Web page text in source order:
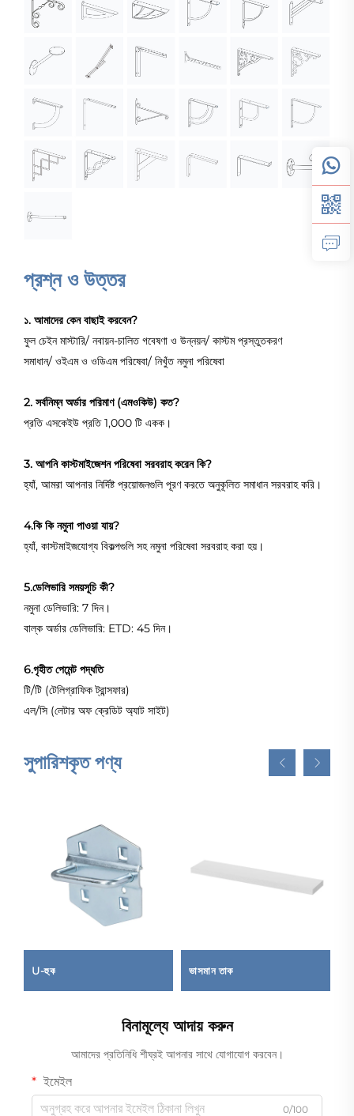
প্রশ্ন ও উত্তর
১. আমাদের কেন বাছাই করবেন?
ফুল চেইন মাস্টারি/ নবায়ন-চালিত গবেষণা ও উন্নয়ন/ কাস্টম প্রস্তুতকরণ
সমাধান/ ওইএম ও ওডিএম পরিষেবা/ নিখুঁত নমুনা পরিষেবা
2. সর্বনিম্ন অর্ডার পরিমাণ (এমওকিউ) কত?
প্রতি এসকেইউ প্রতি 1,000 টি একক।
3. আপনি কাস্টমাইজেশন পরিষেবা সরবরাহ করেন কি?
হ্যাঁ, আমরা আপনার নির্দিষ্ট প্রয়োজনগুলি পূরণ করতে অনুকূলিত সমাধান সরবরাহ করি।
4.কি কি নমুনা পাওয়া যায়?
হ্যাঁ, কাস্টমাইজযোগ্য বিকল্পগুলি সহ নমুনা পরিষেবা সরবরাহ করা হয়।
5.ডেলিভারি সময়সূচি কী?
নমুনা ডেলিভারি: 7 দিন।
বাল্ক অর্ডার ডেলিভারি: ETD: 45 দিন।
6.গৃহীত পেমেন্ট পদ্ধতি
টি/টি (টেলিগ্রাফিক ট্রান্সফার)
এল/সি (লেটার অফ ক্রেডিট অ্যাট সাইট)
সুপারিশকৃত পণ্য
U-হুক ভাসমান তাক
বিনামূল্যে আদায় করুন
আমাদের প্রতিনিধি শীঘ্রই আপনার সাথে যোগাযোগ করবেন।
ইমেইল
0/100